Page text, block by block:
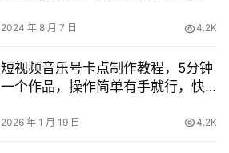
2024 年 8 月 7 日 4.2K
短视频音乐号卡点制作教程，5分钟
一个作品，操作简单有手就行，快
2026 年 1 月 19 日 4.2K